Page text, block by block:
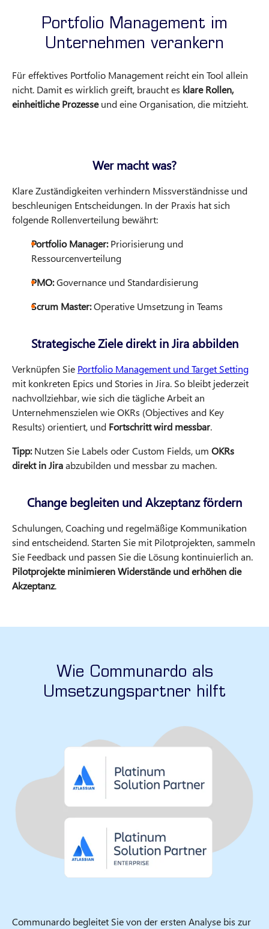
Portfolio Management im
Unternehmen verankern
Für effektives Portfolio Management reicht ein Tool allein
nicht. Damit es wirklich greift, braucht es klare Rollen,
einheitliche Prozesseund eine Organisation, die mitzieht.
Wer macht was?
Klare Zuständigkeiten verhindern Missverständnisse und
beschleunigen Entscheidungen. In der Praxis hat sich
folgende Rollenverteilung bewährt:
Portfolio Manager:Priorisierung und
Ressourcenverteilung
PMO:Governance und Standardisierung
Scrum Master:Operative Umsetzung in Teams
Strategische Ziele direkt in Jira abbilden
Verknüpfen Sie Portfolio Management und Target Setting
mit konkreten Epics und Stories in Jira. So bleibt jederzeit
nachvollziehbar, wie sich die tägliche Arbeit an
Unternehmenszielen wie OKRs (Objectives and Key
Results) orientiert, und Fortschritt wird messbar.
Tipp:Nutzen Sie Labels oder Custom Fields, um OKRs
direkt in Jiraabzubilden und messbar zu machen.
Change begleiten und Akzeptanz fördern
Schulungen, Coaching und regelmäßige Kommunikation
sind entscheidend. Starten Sie mit Pilotprojekten, sammeln
Sie Feedback und passen Sie die Lösung kontinuierlich an.
Pilotprojekte minimieren Widerstände und erhöhen die
Akzeptanz.
Wie Communardo als
Umsetzungspartner hilft
Communardo begleitet Sie von der ersten Analyse bis zur